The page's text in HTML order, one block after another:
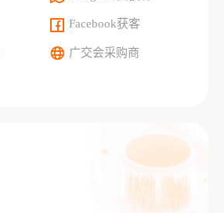
Facebook获客
广交会采购商